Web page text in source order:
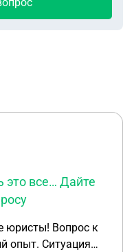
это все… Дайте
Вопрос к